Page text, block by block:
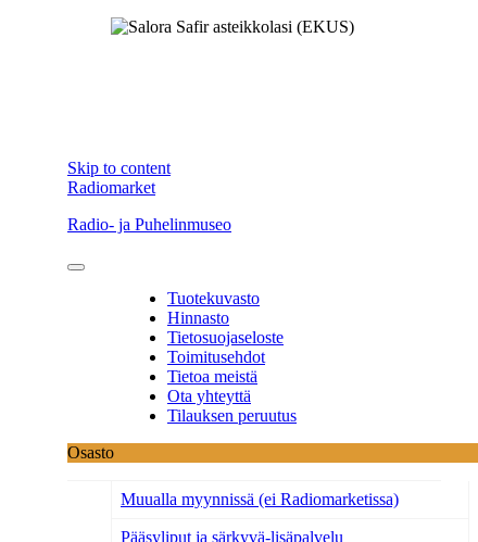
Skip to content
Radiomarket
Radio- ja Puhelinmuseo
Tuotekuvasto
Hinnasto
Tietosuojaseloste
Toimitusehdot
Tietoa meistä
Ota yhteyttä
Tilauksen peruutus
Osasto
Muualla myynnissä (ei Radiomarketissa)
Pääsyliput ja särkyvä-lisäpalvelu